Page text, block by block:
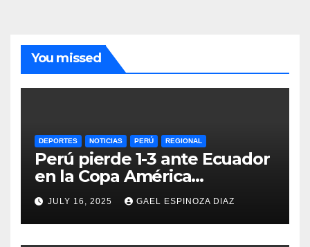
You missed
DEPORTES NOTICIAS PERÚ REGIONAL
Perú pierde 1-3 ante Ecuador
en la Copa América
Femenina y lidera el Grupo A
JULY 16, 2025 GAEL ESPINOZA DIAZ